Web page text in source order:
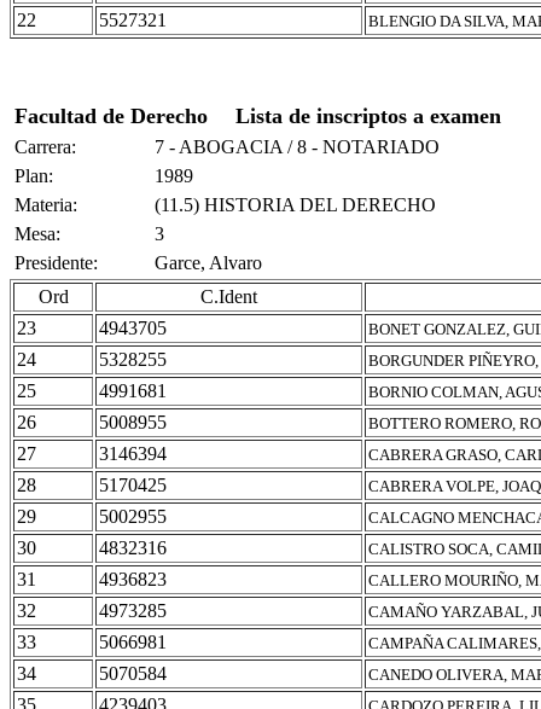
22 5527321 BLENGIO DA SILVA,
Facultad de Derecho Lista de inscriptos a examen
Carrera:
7 - ABOGACIA / 8 - NOTARIADO
Plan:
1989
Materia:
(11.5) HISTORIA DEL DERECHO
Mesa:
3
Presidente:
Garce, Alvaro
Ord
C.Ident
23
4943705 BONET GONZALEZ,
24 5328255 BORGUNDER
25 4991681 BORNIO COLMAN,
26 5008955 BOTTERO ROMERO,
27 3146394 CABRERA GRASO,
28 5170425 CABRERA VOLPE,
29 5002955 CALCAGNO
30 4832316 CALISTRO SOCA,
31 4936823 CALLERO MOURIÑO,
32 4973285 CAMAÑO YARZABAL,
33 5066981 CAMPAÑA
34 5070584 CANEDO OLIVERA,
35 4239403